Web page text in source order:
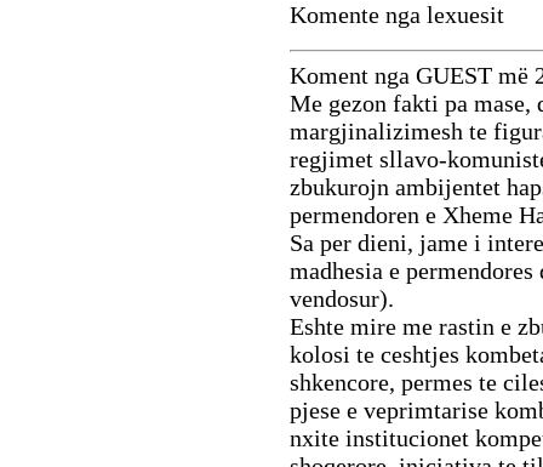
Komente nga lexuesit
Koment nga GUEST më
Me gezon fakti pa mase,
margjinalizimesh te
regjimet sllavo-
zbukurojn ambijentet
permendoren e Xheme
Sa per dieni, jame i
madhesia e
vendosur).
Eshte mire me rastin e
kolosi te ceshtjes
shkencore, permes te
pjese e veprimtarise
nxite institucionet